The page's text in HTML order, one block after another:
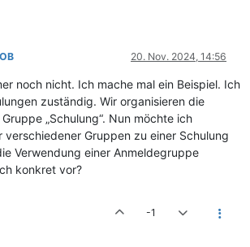
20. Nov. 2024, 14:56
noch nicht. Ich mache mal ein Beispiel. Ich
zuständig. Wir organisieren die
„Schulung“. Nun möchte ich
verschiedener Gruppen zu einer Schulung
Verwendung einer Anmeldegruppe
konkret vor?
-1